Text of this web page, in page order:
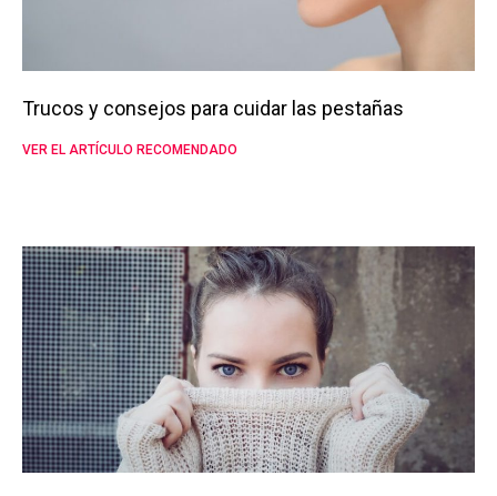
Trucos y consejos para cuidar las pestañas
VER EL ARTÍCULO RECOMENDADO